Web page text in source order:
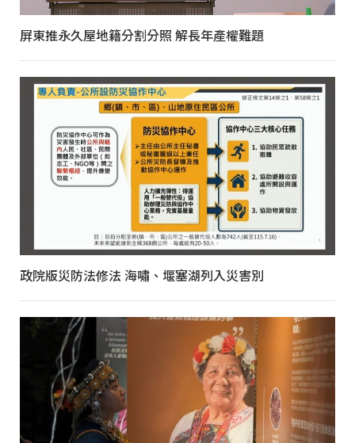
屏東推永久屋地籍分割分照 解長年產權難題
政院版災防法修法 海嘯、堰塞湖列入災害別